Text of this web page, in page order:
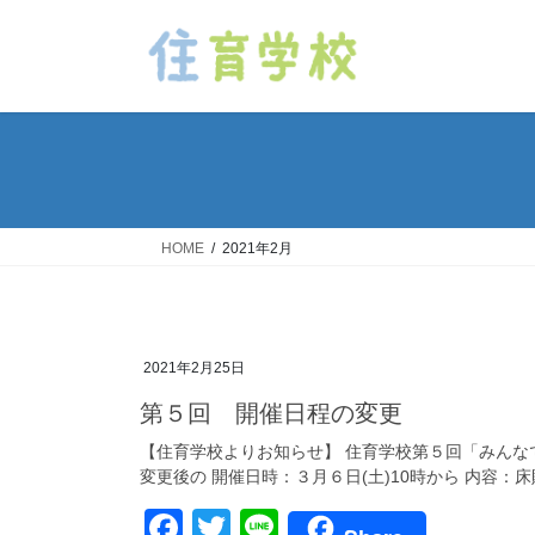
HOME 2021年2月
2021年2月25日
第５回 開催日程の変更
【住育学校よりお知らせ】 住育学校第５回「みん
変更後の 開催日時：３月６日(土)10時から 内容：